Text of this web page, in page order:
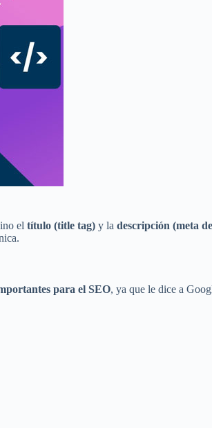
el título (title tag) y la descripción (meta
para el SEO, ya que le dice a